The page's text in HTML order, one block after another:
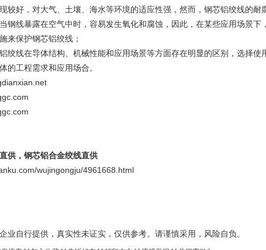
较好，对大气、土壤、海水等环境的适应性强，然而，钢芯铝绞线的耐
钢线暴露在空气中时，容易发生氧化和腐蚀，因此，在某些应用场景下，
来保护钢芯铝绞线；
绞线在导体结构、机械性能和应用场景等方面存在明显的区别，选择使
的工程需求和应用场合。
供，钢芯铝合金绞线直供
wujingongju/4961668.html
业自行提供，真实性未证实，仅供参考。请谨慎采用，风险自负。